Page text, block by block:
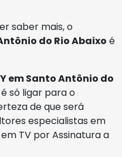
saber mais, o
do Rio Abaixo é
em Santo Antônio do
só ligar para o
de que será
especialistas em
TV por Assinatura a